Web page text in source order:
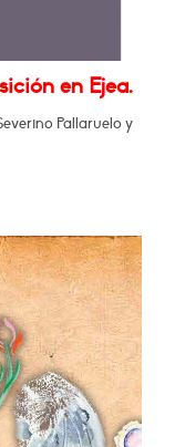
en Ejea.
Pallaruelo y